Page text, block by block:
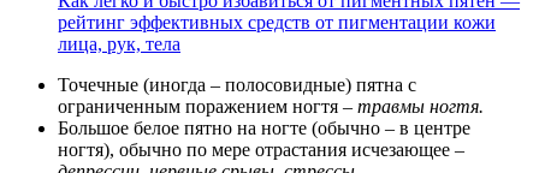
рейтинг эффективных средств от пигментации кожи
лица, рук, тела
Точечные (иногда – полосовидные) пятна с
ограниченным поражением ногтя – травмы ногтя.
Большое белое пятно на ногте (обычно – в центре
ногтя), обычно по мере отрастания исчезающее –